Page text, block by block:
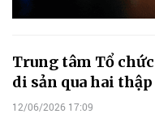
Trung tâm Tổ
di sản qua hai
12/06/2026 17:09